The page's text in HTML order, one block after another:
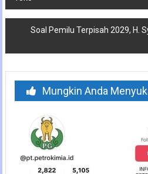
pos
Soal Pemilu Terpisah 2029, H.
Mungkin Anda